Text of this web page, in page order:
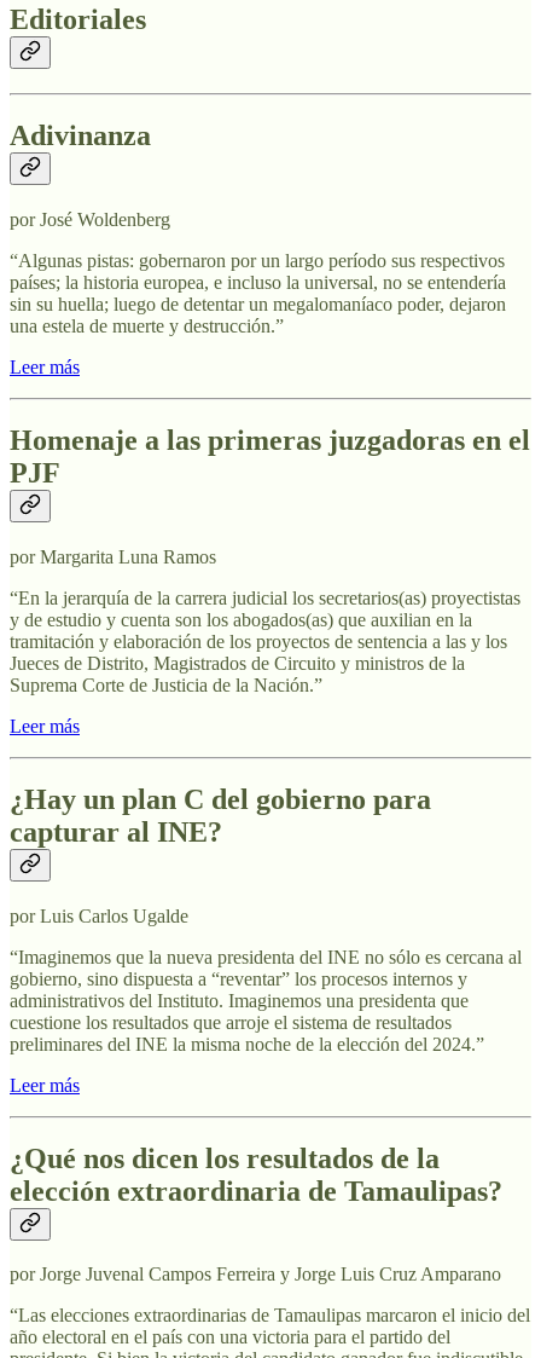
Editoriales
Adivinanza
por José Woldenberg
“Algunas pistas: gobernaron por un largo período sus respectivos
países; la historia europea, e incluso la universal, no se entendería
sin su huella; luego de detentar un megalomaníaco poder, dejaron
una estela de muerte y destrucción.”
Leer más
Homenaje a las primeras juzgadoras en el
PJF
por Margarita Luna Ramos
“En la jerarquía de la carrera judicial los secretarios(as) proyectistas
y de estudio y cuenta son los abogados(as) que auxilian en la
tramitación y elaboración de los proyectos de sentencia a las y los
Jueces de Distrito, Magistrados de Circuito y ministros de la
Suprema Corte de Justicia de la Nación.”
Leer más
¿Hay un plan C del gobierno para
capturar al INE?
por Luis Carlos Ugalde
“Imaginemos que la nueva presidenta del INE no sólo es cercana al
gobierno, sino dispuesta a “reventar” los procesos internos y
administrativos del Instituto. Imaginemos una presidenta que
cuestione los resultados que arroje el sistema de resultados
preliminares del INE la misma noche de la elección del 2024.”
Leer más
¿Qué nos dicen los resultados de la
elección extraordinaria de Tamaulipas?
por Jorge Juvenal Campos Ferreira y Jorge Luis Cruz Amparano
“Las elecciones extraordinarias de Tamaulipas marcaron el inicio del
año electoral en el país con una victoria para el partido del